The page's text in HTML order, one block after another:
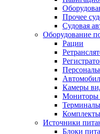
Прочее
Судовая
Оборудование
Рации
Камеры
Мониторы
Терминалы
Источники
Блоки